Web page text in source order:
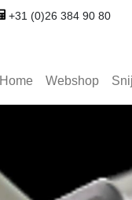
+31 (0)26 384 90 80
Home Webshop